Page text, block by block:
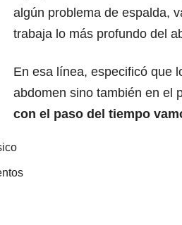
algún problema de espalda,
trabaja lo más profundo del
En esa línea, especificó que
abdomen sino también en el
con el paso del tiempo